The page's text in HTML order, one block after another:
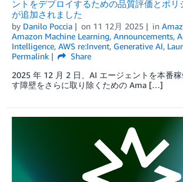
ントをデプロイするための品質評価とポ
が追加されました
by Danilo Poccia on 11 12月 2025 in
Amazon Machine Learning, Announcements,
Intelligence, AWS re:Invent, Generative AI,
Permalink
Share
2025 年 12 月 2 日、AI エージェントを本番
す障壁をさらに取り除くための Ama […]